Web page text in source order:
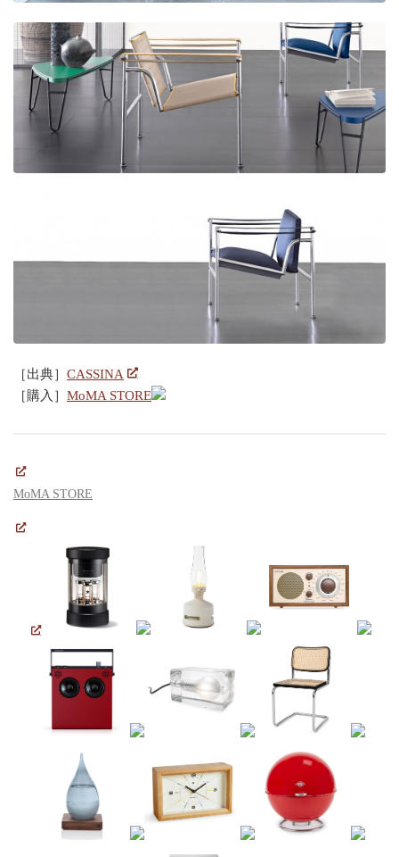
［出典］ CASSINA
［購入］ MoMA STORE
MoMA STORE